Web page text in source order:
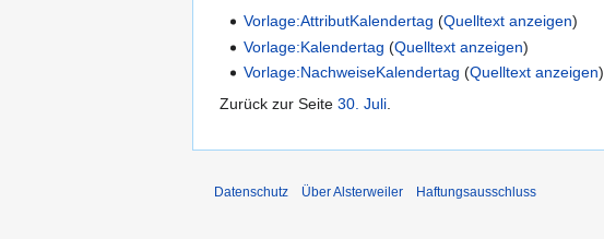
Vorlage:AttributKalendertag (Quelltext anzeigen)
Vorlage:Kalendertag (Quelltext anzeigen)
Vorlage:NachweiseKalendertag (Quelltext anzeigen)
Zurück zur Seite 30. Juli
Datenschutz Über Alsterweiler Haftungsausschluss